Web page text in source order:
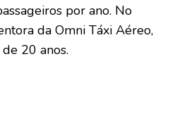
por ano. No
da Omni Táxi Aéreo,
20 anos.